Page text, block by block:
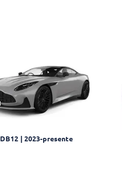
DB12 | 2023-presente